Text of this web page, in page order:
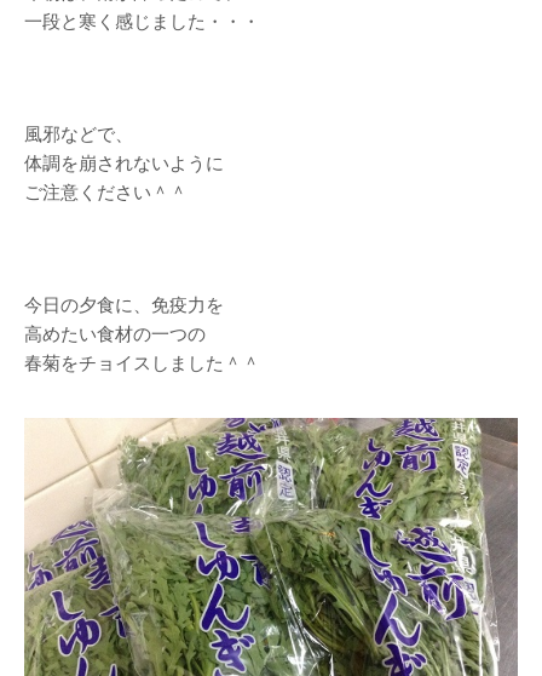
一段と寒く感じました・・・
風邪などで、
体調を崩されないように
ご注意ください＾＾
今日の夕食に、免疫力を
高めたい食材の一つの
春菊をチョイスしました＾＾